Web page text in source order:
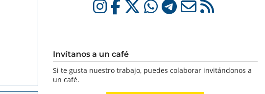
Invítanos a un café
Si te gusta nuestro trabajo, puedes colaborar invitándonos a
un café.